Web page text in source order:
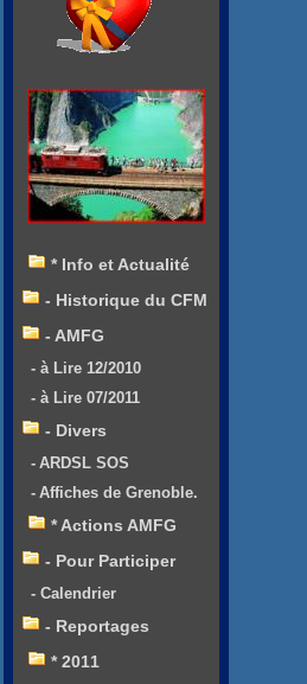
* Info et Actualité
- Historique du CFM
- AMFG
- à Lire 12/2010
- à Lire 07/2011
- Divers
- ARDSL SOS
- Affiches de Grenoble.
* Actions AMFG
- Pour Participer
- Calendrier
- Reportages
* 2011